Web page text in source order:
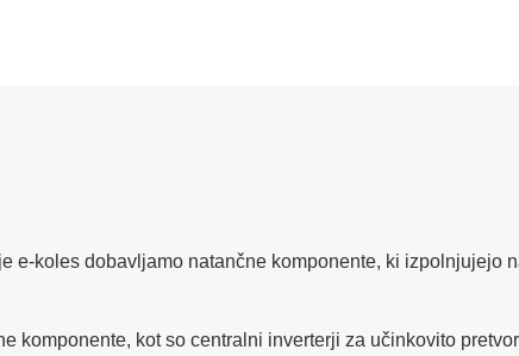
e-koles dobavljamo natančne komponente, ki izpolnjujejo
komponente, kot so centralni inverterji za učinkovito